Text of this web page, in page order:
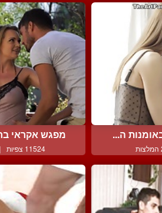
ה... מפגש אקראי
11524 צפיות |